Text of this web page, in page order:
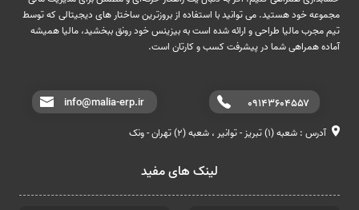
مجموعه خود هستید. می توانید با استفاده از بروزترین ساختار های دیجیتالی که توسط
تیم مجرب مالیا طراحی و ارائه شده است به بیزینس خود رونق ببخشید، مالیا همیشه
آماده همراهی شما در پیشرفت کسب و کارتان است.
۰۹۱۴۳۶۰۴۵۵۷ info@malia-erp.ir
آدرس : شعبه (۱) تبریز - توانیر ، شعبه (۲) تهران - ونک
لینک های مفید